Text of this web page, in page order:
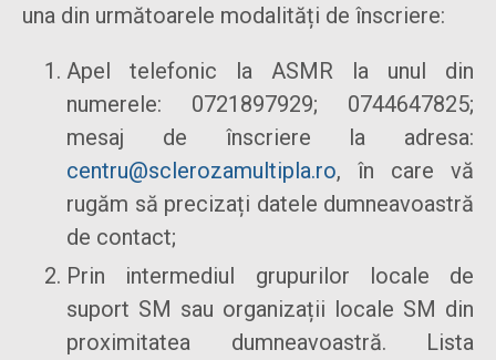
una din următoarele modalități de înscriere:
Apel telefonic la ASMR la unul din
numerele: 0721897929; 0744647825;
mesaj de înscriere la adresa:
centru@sclerozamultipla.ro, în care vă
rugăm să precizați datele dumneavoastră
de contact;
Prin intermediul grupurilor locale de
suport SM sau organizații locale SM din
proximitatea dumneavoastră. Lista